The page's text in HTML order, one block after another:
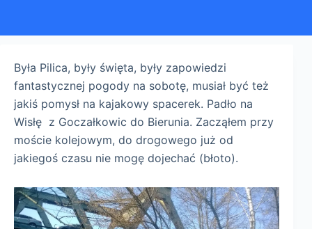
Była Pilica, były święta, były zapowiedzi
fantastycznej pogody na sobotę, musiał być też
jakiś pomysł na kajakowy spacerek. Padło na
Wisłę z Goczałkowic do Bierunia. Zacząłem przy
moście kolejowym, do drogowego już od
jakiegoś czasu nie mogę dojechać (błoto).